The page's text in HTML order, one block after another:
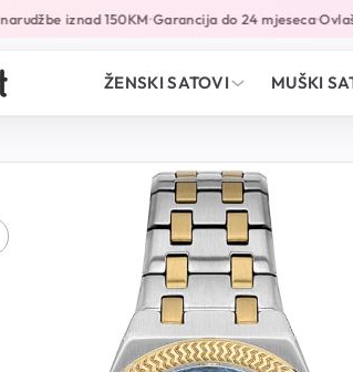
iznad 150KM•Garancija do 24 mjeseca•
ŽENSKI SATOVI MUŠKI